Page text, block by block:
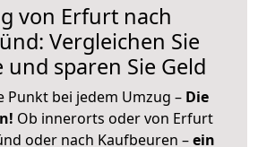
von Erfurt nach
Vergleichen Sie
und sparen Sie Geld
Punkt bei jedem Umzug – Die
Ob innerorts oder von Erfurt
oder nach Kaufbeuren –ein